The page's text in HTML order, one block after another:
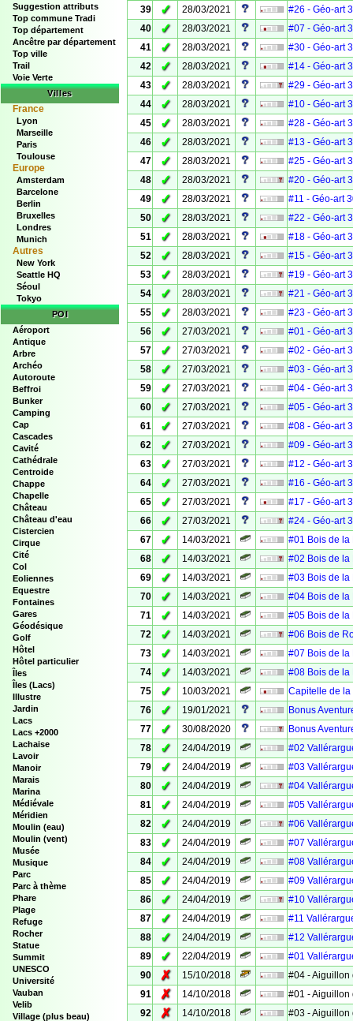
Suggestion attributs
Top commune Tradi
Top département
Ancêtre par département
Top ville
Trail
Voie Verte
Villes
France
Lyon
Marseille
Paris
Toulouse
Europe
Amsterdam
Barcelone
Berlin
Bruxelles
Londres
Munich
Autres
New York
Seattle HQ
Séoul
Tokyo
POI
Aéroport
Antique
Arbre
Archéo
Autoroute
Beffroi
Bunker
Camping
Cap
Cascades
Cavité
Cathédrale
Centroide
Chappe
Chapelle
Château
Château d'eau
Cistercien
Cirque
Cité
Col
Eoliennes
Equestre
Fontaines
Gares
Géodésique
Golf
Hôtel
Hôtel particulier
Îles
Îles (Lacs)
Illustre
Jardin
Lacs
Lacs +2000
Lachaise
Lavoir
Manoir
Marais
Marina
Médiévale
Méridien
Moulin (eau)
Moulin (vent)
Musée
Musique
Parc
Parc à thème
Phare
Plage
Refuge
Rocher
Statue
Summit
UNESCO
Université
Vauban
Velib
Village (plus beau)
39
✓ 28/03/2021
#26 - Géo-art
40
✓ 28/03/2021
#07 - Géo-art
41
✓ 28/03/2021
#30 - Géo-art
42
✓ 28/03/2021
#14 - Géo-art
43
✓ 28/03/2021
#29 - Géo-art
44
✓ 28/03/2021
#10 - Géo-art
45
✓ 28/03/2021
#28 - Géo-art
46
✓ 28/03/2021
#13 - Géo-art
47
✓ 28/03/2021
#25 - Géo-art
48
✓ 28/03/2021
#20 - Géo-art
49
✓ 28/03/2021
#11 - Géo-art
50
✓ 28/03/2021
#22 - Géo-art
51
✓ 28/03/2021
#18 - Géo-art
52
✓ 28/03/2021
#15 - Géo-art
53
✓ 28/03/2021
#19 - Géo-art
54
✓ 28/03/2021
#21 - Géo-art
55
✓ 28/03/2021
#23 - Géo-art
56
✓ 27/03/2021
#01 - Géo-art
57
✓ 27/03/2021
#02 - Géo-art
58
✓ 27/03/2021
#03 - Géo-art
59
✓ 27/03/2021
#04 - Géo-art
60
✓ 27/03/2021
#05 - Géo-art
61
✓ 27/03/2021
#08 - Géo-art
62
✓ 27/03/2021
#09 - Géo-art
63
✓ 27/03/2021
#12 - Géo-art
64
✓ 27/03/2021
#16 - Géo-art
65
✓ 27/03/2021
#17 - Géo-art
66
✓ 27/03/2021
#24 - Géo-art
67
✓ 14/03/2021
#01 Bois de la
68
✓ 14/03/2021
#02 Bois de la
69
✓ 14/03/2021
#03 Bois de la
70
✓ 14/03/2021
#04 Bois de la
71
✓ 14/03/2021
#05 Bois de la
72
✓ 14/03/2021
#06 Bois de
73
✓ 14/03/2021
#07 Bois de la
74
✓ 14/03/2021
#08 Bois de la
75
✓ 10/03/2021
Capitelle de la
76
✓ 19/01/2021
Bonus
77
✓ 30/08/2020
Bonus
78
✓ 24/04/2019
#02
79
✓ 24/04/2019
#03
80
✓ 24/04/2019
#04
81
✓ 24/04/2019
#05
82
✓ 24/04/2019
#06
83
✓ 24/04/2019
#07
84
✓ 24/04/2019
#08
85
✓ 24/04/2019
#09
86
✓ 24/04/2019
#10
87
✓ 24/04/2019
#11
88
✓ 24/04/2019
#12
89
✓ 22/04/2019
#01
90
✗ 15/10/2018
#04 - Aiguillon
91
✗ 14/10/2018
#01 - Aiguillon
92
✗ 14/10/2018 #03 - Aiguillon